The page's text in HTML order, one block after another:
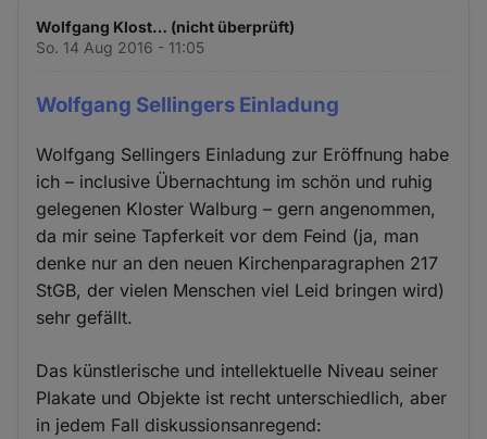
Wolfgang Klost… (nicht überprüft)
So. 14 Aug 2016 - 11:05
Wolfgang Sellingers Einladung
Wolfgang Sellingers Einladung zur Eröffnung habe
ich – inclusive Übernachtung im schön und ruhig
gelegenen Kloster Walburg – gern angenommen,
da mir seine Tapferkeit vor dem Feind (ja, man
denke nur an den neuen Kirchenparagraphen 217
StGB, der vielen Menschen viel Leid bringen wird)
sehr gefällt.
Das künstlerische und intellektuelle Niveau seiner
Plakate und Objekte ist recht unterschiedlich, aber
in jedem Fall diskussionsanregend: